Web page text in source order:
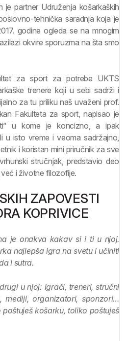
je partner Udruženja košarkaških
tehnička saradnja koja je
godine ogleda se na mnogim
okvire sporuzma na šta smo
za sport za potrebe UKTS
trenere koji u sebi sadrži i
za tu priliku naš uvaženi prof.
Fakulteta za sport, napisao je
u kome je koncizno, a ipak
u isto vreme i veoma sadržajno,
i koristan mini priručnik za sve
stručnjak, predstavio deo
i životne filozofije.
ZAPOVESTI
KOPRIVICE
je onakva kakav si i ti u njoj.
najlepša igra na svetu i učiniti
i sutra.
u njoj: igrači, treneri, stručni
mediji, organizatori, sponzori…
košarku, toliko poštuješ